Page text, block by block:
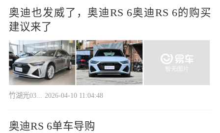
奥迪也发威了，奥迪RS 6奥迪RS 6的购买
建议来了
竹湖光03... 2026-04-10 11:04:48
奥迪RS 6单车导购